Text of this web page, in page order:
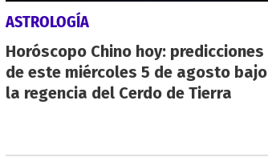
ASTROLOGÍA
Horóscopo Chino hoy: predicciones
de este miércoles 5 de agosto bajo
la regencia del Cerdo de Tierra